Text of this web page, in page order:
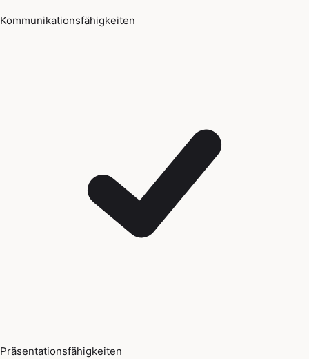
Kommunikationsfähigkeiten
Präsentationsfähigkeiten